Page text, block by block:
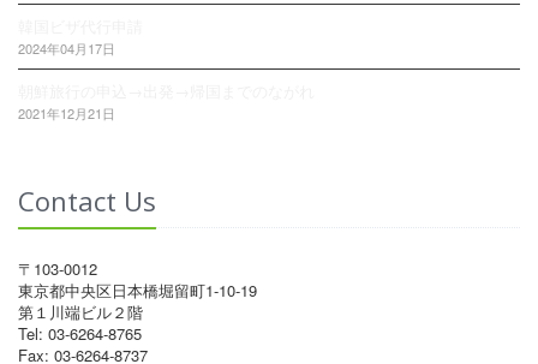
2024年04月17日
2021年12月21日
Contact Us
〒103-0012
東京都中央区日本橋堀留町1-10-19
第１川端ビル２階
Tel: 03-6264-8765
Fax: 03-6264-8737